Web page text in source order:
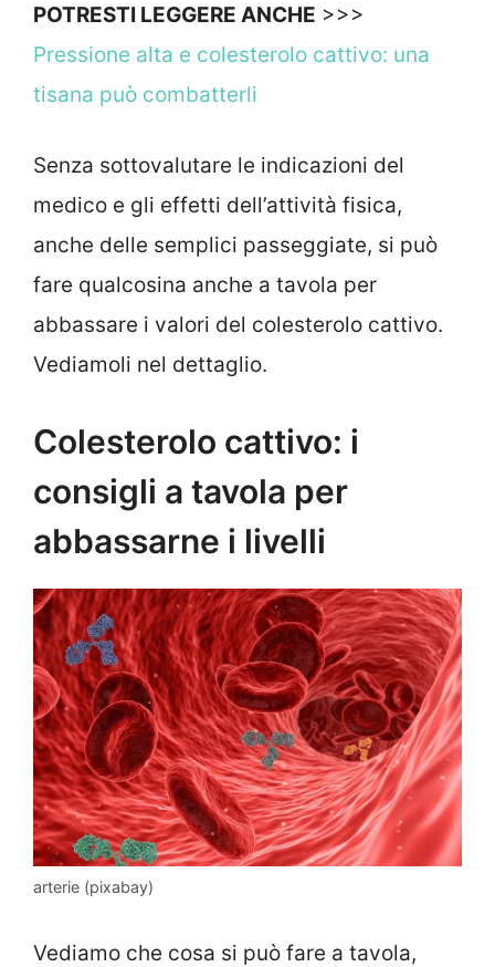
POTRESTI LEGGERE ANCHE >>>
Pressione alta e colesterolo cattivo: una
tisana può combatterli
Senza sottovalutare le indicazioni del
medico e gli effetti dell’attività fisica,
anche delle semplici passeggiate, si può
fare qualcosina anche a tavola per
abbassare i valori del colesterolo cattivo.
Vediamoli nel dettaglio.
Colesterolo cattivo: i
consigli a tavola per
abbassarne i livelli
arterie (pixabay)
Vediamo che cosa si può fare a tavola,